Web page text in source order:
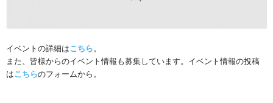
イベントの詳細はこちら。
また、皆様からのイベント情報も募集しています。イベント情報の投稿
はこちらのフォームから。